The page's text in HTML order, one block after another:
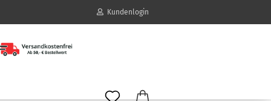
Kundenlogin